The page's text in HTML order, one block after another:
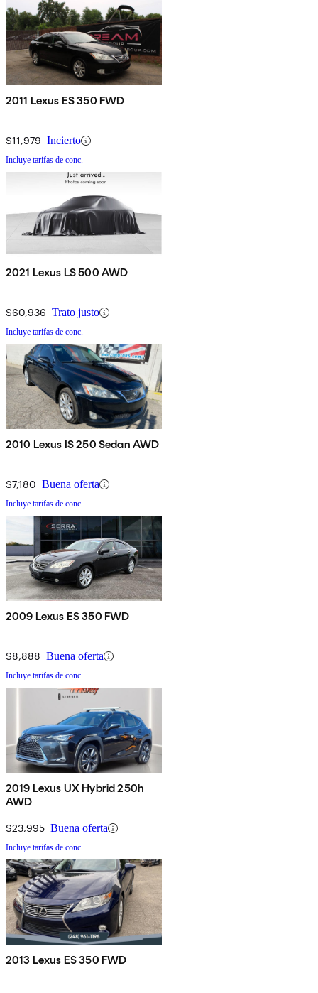
2011 Lexus ES 350 FWD
$11,979 Incierto
Incluye tarifas de conc.
2021 Lexus LS 500 AWD
$60,936 Trato justo
Incluye tarifas de conc.
2010 Lexus IS 250 Sedan AWD
$7,180 Buena oferta
Incluye tarifas de conc.
2009 Lexus ES 350 FWD
$8,888 Buena oferta
Incluye tarifas de conc.
2019 Lexus UX Hybrid 250h
AWD
$23,995 Buena oferta
Incluye tarifas de conc.
2013 Lexus ES 350 FWD